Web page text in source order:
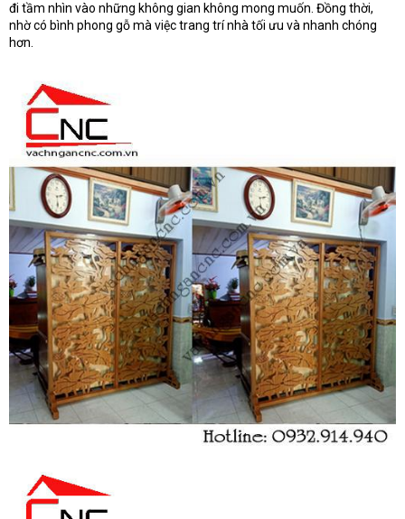
đi tầm nhìn vào những không gian không mong muốn. Đồng thời,
nhờ có bình phong gỗ mà việc trang trí nhà tối ưu và nhanh chóng
hơn.